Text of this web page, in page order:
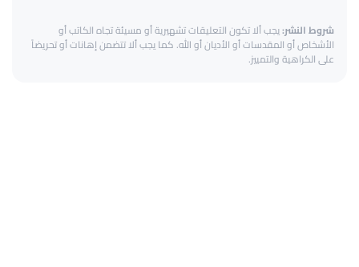
شروط النشر:يجب ألا تكون التعليقات تشهيرية أو مسيئة تجاه الكاتب أو
الأشخاص أو المقدسات أو الأديان أو الله. كما يجب ألا تتضمن إهانات أو تحريضاً
على الكراهية والتمييز.